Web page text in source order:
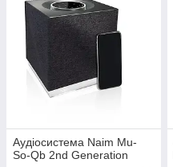
Аудіосистема Naim Mu-
So-Qb 2nd Generation